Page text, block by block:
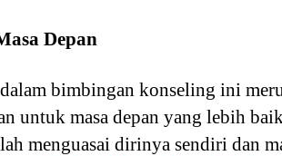
Depan
bimbingan konseling ini
untuk masa depan yang lebih
menguasai dirinya sendiri dan